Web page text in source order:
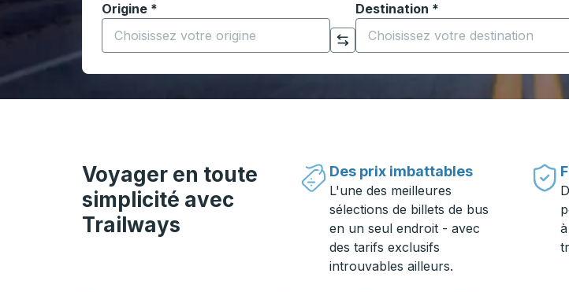
Origine *
Commencez à saisir la ville d'origine pour ouvrir les options de localisation,
Cliquez pour changer vos sélections d'origine et de destination
Destination *
Commencez à saisir la ville de
Voyager en toute
simplicité avec
Trailways
Des prix imbattables
L'une des meilleures
sélections de billets de bus
en un seul endroit - avec
des tarifs exclusifs
introuvables ailleurs.